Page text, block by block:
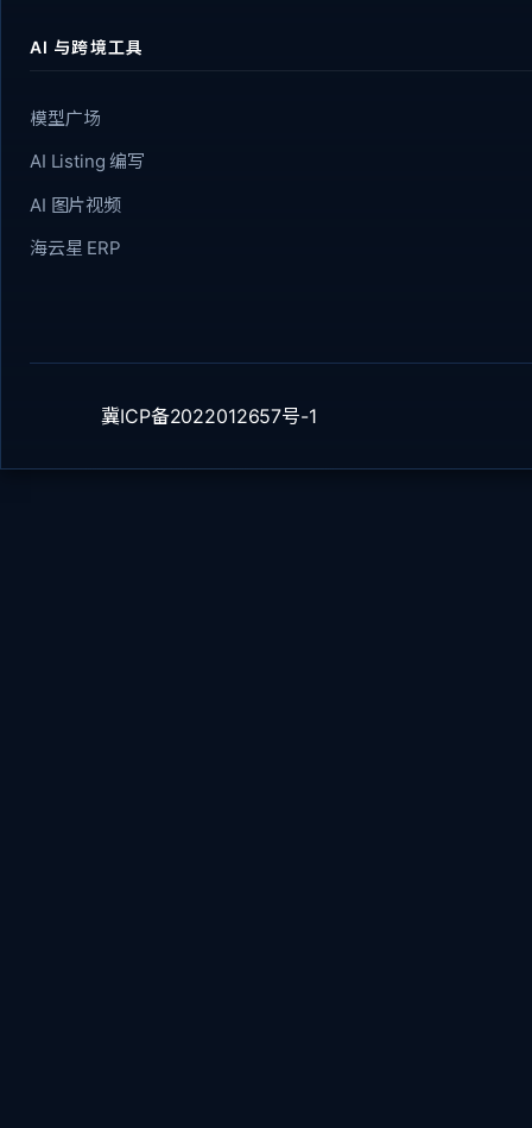
AI 与跨境工具
模型广场
AI Listing 编写
AI 图片视频
海云星 ERP
冀ICP备2022012657号-1